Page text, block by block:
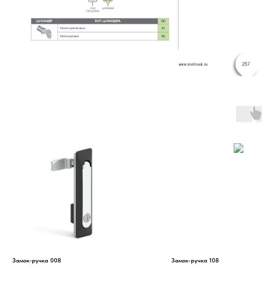
Замок-ручка 008 Замок-ручка 108